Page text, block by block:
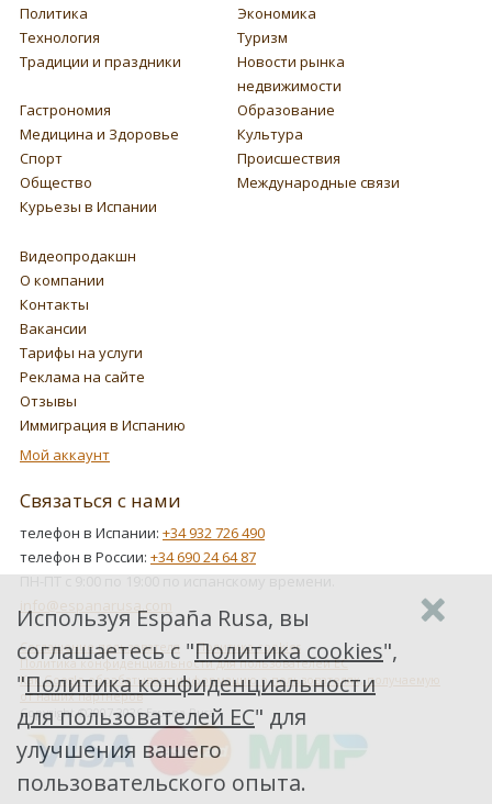
Политика
Экономика
Технология
Туризм
Традиции и праздники
Новости рынка
недвижимости
Гастрономия
Образование
Медицина и Здоровье
Культура
Спорт
Происшествия
Общество
Международные связи
Курьезы в Испании
Видеопродакшн
О компании
Контакты
Вакансии
Тарифы на услуги
Реклама на сайте
Отзывы
Иммиграция в Испанию
Мой аккаунт
Связаться с нами
телефон в Испании: +34 932 726 490
телефон в России: +34 690 24 64 87
ПН-ПТ с 9:00 по 19:00 по испанскому времени.
info@espanarusa.com
Соглашение пользователя
Политика cookies
Политика конфиденциальности для пользователей ЕС
Как Google обрабатывает информацию о пользователях, получаемую
от наших партнеров
Copyright ©2007-2026 Espana Rusa
Используя España Rusa, вы
соглашаетесь с "Политика cookies",
"Политика конфиденциальности
для пользователей ЕС" для
улучшения вашего
пользовательского опыта.